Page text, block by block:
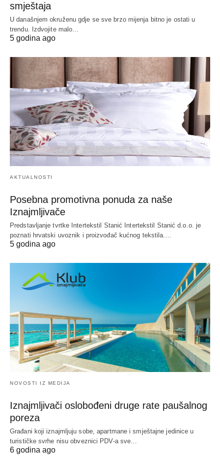
smještaja
U današnjem okruženu gdje se sve brzo mijenja bitno je ostati u
trendu. Izdvojite malo…
5 godina ago
AKTUALNOSTI
Posebna promotivna ponuda za naše
Iznajmljivače
Predstavljanje tvrtke Intertekstil Stanić Intertekstil Stanić d.o.o. je
poznati hrvatski uvoznik i proizvođač kućnog tekstila.…
5 godina ago
NOVOSTI IZ MEDIJA
Iznajmljivači oslobođeni druge rate paušalnog
poreza
Građani koji iznajmljuju sobe, apartmane i smještajne jedinice u
turističke svrhe nisu obveznici PDV-a sve…
6 godina ago